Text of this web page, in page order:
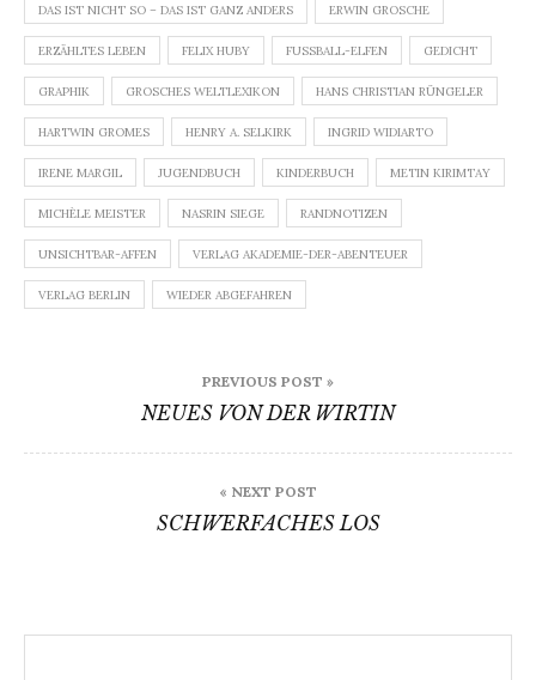
DAS IST NICHT SO – DAS IST GANZ ANDERS ERWIN GROSCHE
ERZÄHLTES LEBEN FELIX HUBY FUSSBALL-ELFEN GEDICHT
GRAPHIK GROSCHES WELTLEXIKON HANS CHRISTIAN RÜNGELER
HARTWIN GROMES HENRY A. SELKIRK INGRID WIDIARTO
IRENE MARGIL JUGENDBUCH KINDERBUCH METIN KIRIMTAY
MICHÈLE MEISTER NASRIN SIEGE RANDNOTIZEN
UNSICHTBAR-AFFEN VERLAG AKADEMIE-DER-ABENTEUER
VERLAG BERLIN WIEDER ABGEFAHREN
PREVIOUS POST »
NEUES VON DER WIRTIN
« NEXT POST
SCHWERFACHES LOS